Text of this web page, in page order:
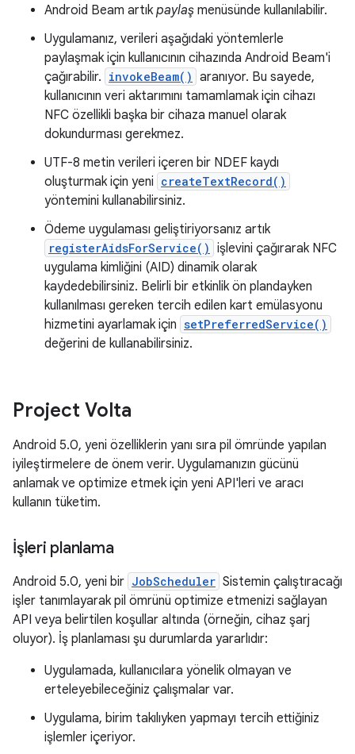
Android Beam artık paylaş menüsünde kullanılabilir.
Uygulamanız, verileri aşağıdaki yöntemlerle
paylaşmak için kullanıcının cihazında Android Beam'i
çağırabilir. invokeBeam() aranıyor. Bu sayede,
kullanıcının veri aktarımını tamamlamak için cihazı
NFC özellikli başka bir cihaza manuel olarak
dokundurması gerekmez.
UTF-8 metin verileri içeren bir NDEF kaydı
oluşturmak için yeni createTextRecord()
yöntemini kullanabilirsiniz.
Ödeme uygulaması geliştiriyorsanız artık
registerAidsForService() işlevini çağırarak NFC
uygulama kimliğini (AID) dinamik olarak
kaydedebilirsiniz. Belirli bir etkinlik ön plandayken
kullanılması gereken tercih edilen kart emülasyonu
hizmetini ayarlamak için setPreferredService()
değerini de kullanabilirsiniz.
Project Volta
Android 5.0, yeni özelliklerin yanı sıra pil ömründe yapılan
iyileştirmelere de önem verir. Uygulamanızın gücünü
anlamak ve optimize etmek için yeni API'leri ve aracı
kullanın tüketim.
İşleri planlama
Android 5.0, yeni bir JobScheduler Sistemin çalıştıracağı
işler tanımlayarak pil ömrünü optimize etmenizi sağlayan
API veya belirtilen koşullar altında (örneğin, cihaz şarj
oluyor). İş planlaması şu durumlarda yararlıdır:
Uygulamada, kullanıcılara yönelik olmayan ve
erteleyebileceğiniz çalışmalar var.
Uygulama, birim takılıyken yapmayı tercih ettiğiniz
işlemler içeriyor.